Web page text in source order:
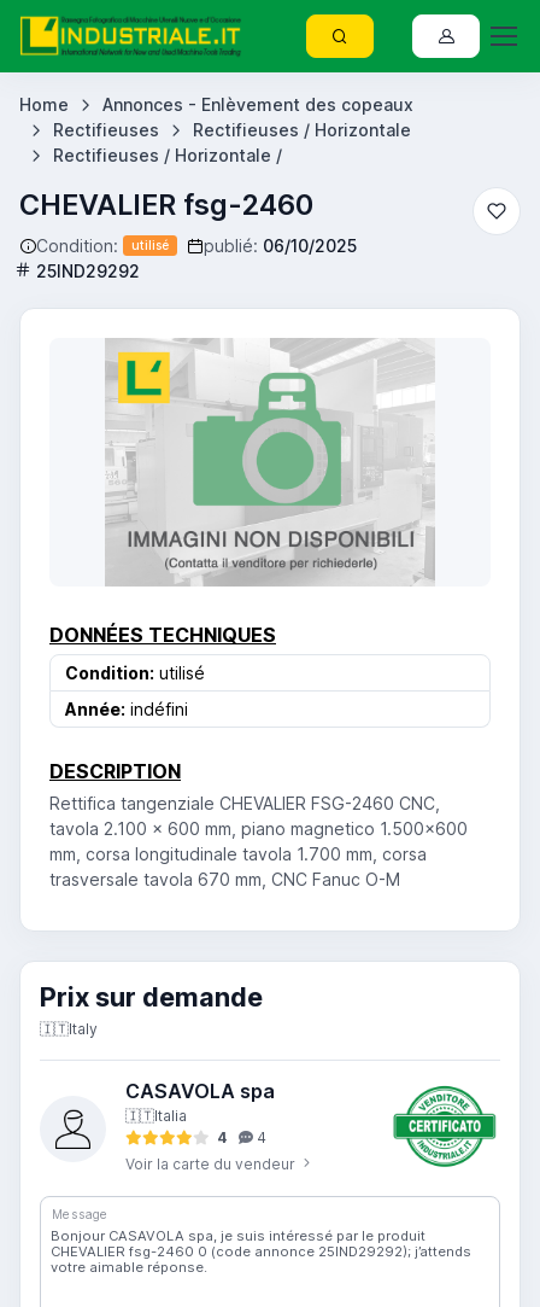
Home
Annonces - Enlèvement des copeaux
Rectifieuses
Rectifieuses / Horizontale
Rectifieuses / Horizontale /
CHEVALIER fsg-2460
Condition: utilisé publié: 06/10/2025
25IND29292
DONNÉES TECHNIQUES
Condition: utilisé
Année: indéfini
DESCRIPTION
Rettifica tangenziale CHEVALIER FSG-2460 CNC,
tavola 2.100 x 600 mm, piano magnetico 1.500x600
mm, corsa longitudinale tavola 1.700 mm, corsa
trasversale tavola 670 mm, CNC Fanuc O-M
Prix ​​sur demande
🇮🇹Italy
CASAVOLA spa
🇮🇹Italia
4
4
Voir la carte du vendeur
Message